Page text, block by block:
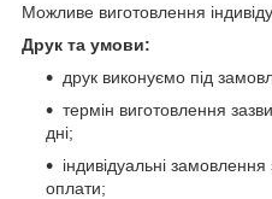
Можливе виготовлення
Друк та умови:
друк виконуємо під
термін виготовлення
дні;
індивідуальні
оплати;